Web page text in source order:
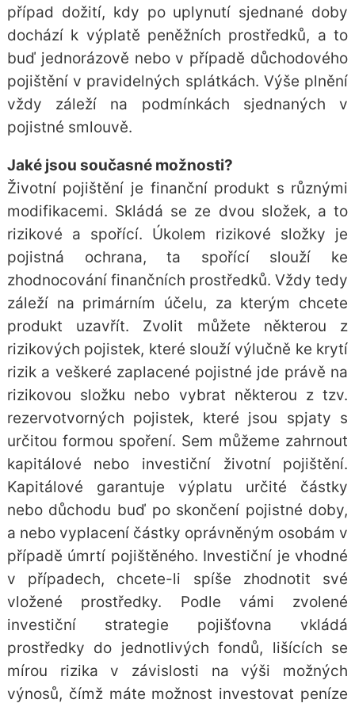
případ dožití, kdy po uplynutí sjednané doby
dochází k výplatě peněžních prostředků, a to
buď jednorázově nebo v případě důchodového
pojištění v pravidelných splátkách. Výše plnění
vždy záleží na podmínkách sjednaných v
pojistné smlouvě.
Jaké jsou současné možnosti?
Životní pojištění je finanční produkt s různými
modifikacemi. Skládá se ze dvou složek, a to
rizikové a spořící. Úkolem rizikové složky je
pojistná ochrana, ta spořící slouží ke
zhodnocování finančních prostředků. Vždy tedy
záleží na primárním účelu, za kterým chcete
produkt uzavřít. Zvolit můžete některou z
rizikových pojistek, které slouží výlučně ke krytí
rizik a veškeré zaplacené pojistné jde právě na
rizikovou složku nebo vybrat některou z tzv.
rezervotvorných pojistek, které jsou spjaty s
určitou formou spoření. Sem můžeme zahrnout
kapitálové nebo investiční životní pojištění.
Kapitálové garantuje výplatu určité částky
nebo důchodu buď po skončení pojistné doby,
a nebo vyplacení částky oprávněným osobám v
případě úmrtí pojištěného. Investiční je vhodné
v případech, chcete-li spíše zhodnotit své
vložené prostředky. Podle vámi zvolené
investiční strategie pojišťovna vkládá
prostředky do jednotlivýchfondů, lišících se
mírou rizika v závislosti na výši možných
výnosů, čímž máte možnost investovat peníze